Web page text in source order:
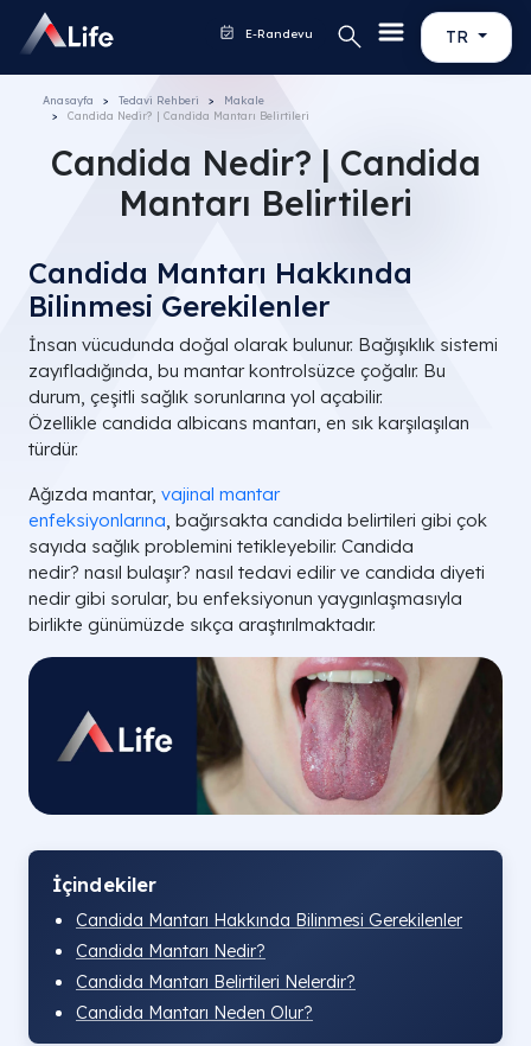
TR
E-Randevu
Anasayfa Tedavi Rehberi
Makale
Candida Nedir? | Candida Mantarı Belirtileri
Candida Nedir? | Candida
Mantarı Belirtileri
Candida Mantarı Hakkında
Bilinmesi Gerekilenler
İnsan vücudunda doğal olarak bulunur. Bağışıklık sistemi
zayıfladığında, bu mantar kontrolsüzce çoğalır. Bu
durum, çeşitli sağlık sorunlarına yol açabilir.
Özellikle candida albicans mantarı, en sık karşılaşılan
türdür.
Ağızda mantar, vajinal mantar
enfeksiyonlarına, bağırsakta candida belirtileri gibi çok
sayıda sağlık problemini tetikleyebilir. Candida
nedir? nasıl bulaşır? nasıl tedavi edilir ve candida diyeti
nedir gibi sorular, bu enfeksiyonun yaygınlaşmasıyla
birlikte günümüzde sıkça araştırılmaktadır.
İçindekiler
Candida Mantarı Hakkında Bilinmesi Gerekilenler
Candida Mantarı Nedir?
Candida Mantarı Belirtileri Nelerdir?
Candida Mantarı Neden Olur?